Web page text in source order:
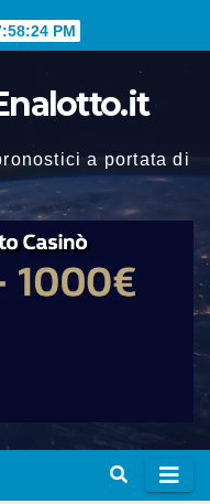
PM
a portata di